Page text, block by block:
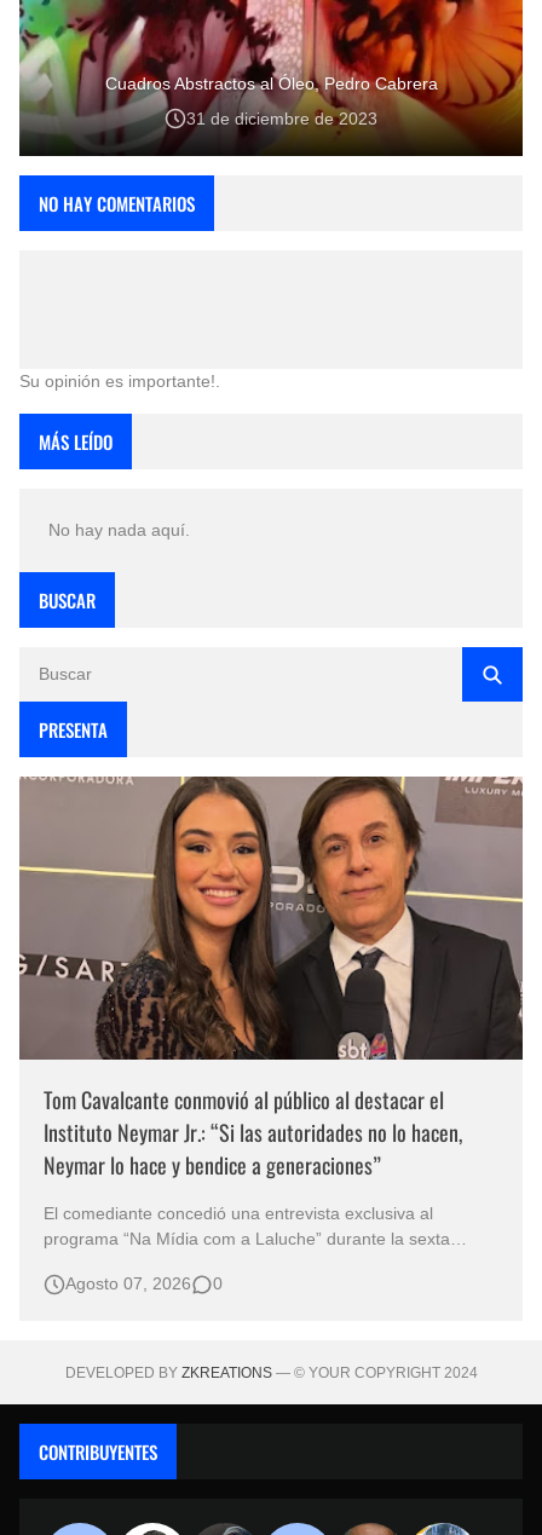
Cuadros Abstractos al Óleo, Pedro Cabrera
31 de diciembre de 2023
NO HAY COMENTARIOS
Su opinión es importante!.
MÁS LEÍDO
No hay nada aquí.
BUSCAR
PRESENTA
Tom Cavalcante conmovió al público al destacar el
Instituto Neymar Jr.: “Si las autoridades no lo hacen,
Neymar lo hace y bendice a generaciones”
El comediante concedió una entrevista exclusiva al
programa “Na Mídia com a Laluche” durante la sexta
eventos benéficos más importantes de Brasil. En medio del
Agosto 07, 2026 0
DEVELOPED BY ZKREATIONS— © YOUR COPYRIGHT 2024
CONTRIBUYENTES